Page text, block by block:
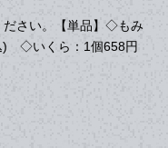
ださい。【単品】◇もみ
) ◇いくら：1個658円